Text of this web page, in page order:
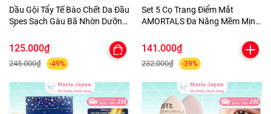
Dầu Gội Tẩy Tế Bào Chết Da Đầu
Spes Sạch Gàu Bã Nhờn Dưỡng
Hũ 280g
125.000₫
245.000₫ -49%
Set 5 Cọ Trang Điểm Mắt
AMORTALS Đa Năng Mềm Mịn
141.000₫
232.000₫ -39%